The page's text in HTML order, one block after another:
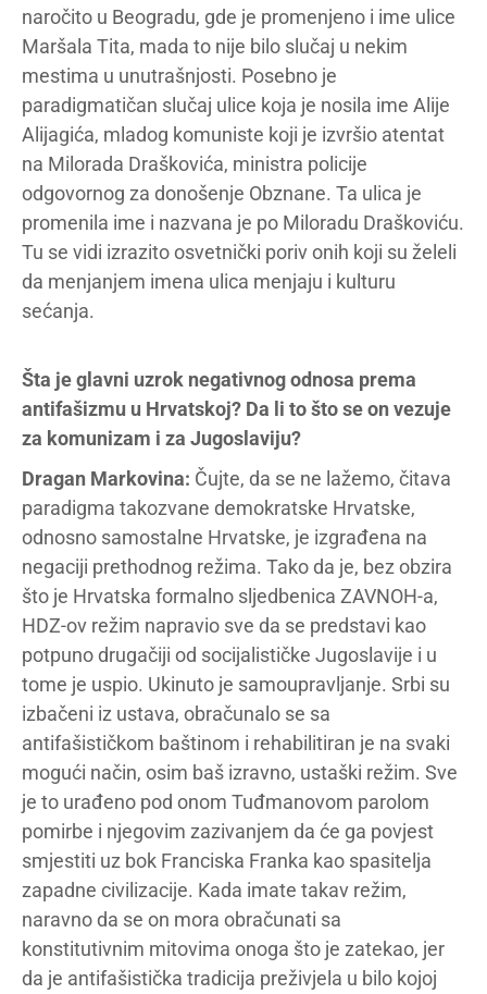
naročito u Beogradu, gde je promenjeno i ime ulice
Maršala Tita, mada to nije bilo slučaj u nekim
mestima u unutrašnjosti. Posebno je
paradigmatičan slučaj ulice koja je nosila ime Alije
Alijagića, mladog komuniste koji je izvršio atentat
na Milorada Draškovića, ministra policije
odgovornog za donošenje Obznane. Ta ulica je
promenila ime i nazvana je po Miloradu Draškoviću.
Tu se vidi izrazito osvetnički poriv onih koji su želeli
da menjanjem imena ulica menjaju i kulturu
sećanja.
Šta je glavni uzrok negativnog odnosa prema
antifašizmu u Hrvatskoj? Da li to što se on vezuje
za komunizam i za Jugoslaviju?
Dragan Markovina: Čujte, da se ne lažemo, čitava
paradigma takozvane demokratske Hrvatske,
odnosno samostalne Hrvatske, je izgrađena na
negaciji prethodnog režima. Tako da je, bez obzira
što je Hrvatska formalno sljedbenica ZAVNOH-a,
HDZ-ov režim napravio sve da se predstavi kao
potpuno drugačiji od socijalističke Jugoslavije i u
tome je uspio. Ukinuto je samoupravljanje. Srbi su
izbačeni iz ustava, obračunalo se sa
antifašističkom baštinom i rehabilitiran je na svaki
mogući način, osim baš izravno, ustaški režim. Sve
je to urađeno pod onom Tuđmanovom parolom
pomirbe i njegovim zazivanjem da će ga povjest
smjestiti uz bok Franciska Franka kao spasitelja
zapadne civilizacije. Kada imate takav režim,
naravno da se on mora obračunati sa
konstitutivnim mitovima onoga što je zatekao, jer
da je antifašistička tradicija preživjela u bilo kojoj